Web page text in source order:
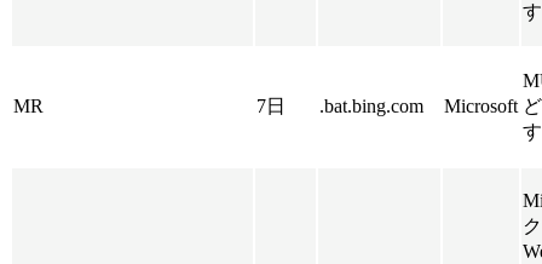
MR 7日 .bat.bing.com Microsoft